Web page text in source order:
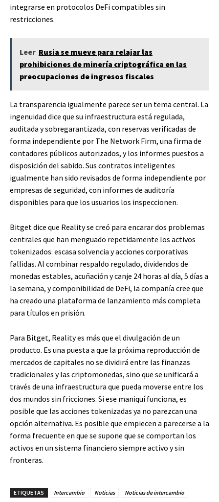
integrarse en protocolos DeFi compatibles sin
restricciones.
Leer Rusia se mueve para relajar las
prohibiciones de minería criptográfica en las
preocupaciones de ingresos fiscales
La transparencia igualmente parece ser un tema central. La
ingenuidad dice que su infraestructura está regulada,
auditada y sobregarantizada, con reservas verificadas de
forma independiente por The Network Firm, una firma de
contadores públicos autorizados, y los informes puestos a
disposición del sabido. Sus contratos inteligentes
igualmente han sido revisados ​​de forma independiente por
empresas de seguridad, con informes de auditoría
disponibles para que los usuarios los inspeccionen.
Bitget dice que Reality se creó para encarar dos problemas
centrales que han menguado repetidamente los activos
tokenizados: escasa solvencia y acciones corporativas
fallidas. Al combinar respaldo regulado, dividendos de
monedas estables, acuñación y canje 24 horas al día, 5 días a
la semana, y componibilidad de DeFi, la compañía cree que
ha creado una plataforma de lanzamiento más completa
para títulos en prisión.
Para Bitget, Reality es más que el divulgación de un
producto. Es una puesta a que la próxima reproducción de
mercados de capitales no se dividirá entre las finanzas
tradicionales y las criptomonedas, sino que se unificará a
través de una infraestructura que pueda moverse entre los
dos mundos sin fricciones. Si ese maniquí funciona, es
posible que las acciones tokenizadas ya no parezcan una
opción alternativa. Es posible que empiecen a parecerse a la
forma frecuente en que se supone que se comportan los
activos en un sistema financiero siempre activo y sin
fronteras.
ETIQUETAS Intercambio Noticias Noticias de intercambio